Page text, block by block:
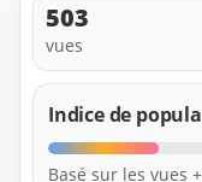
503
vues
Indice de
Basé sur les vues